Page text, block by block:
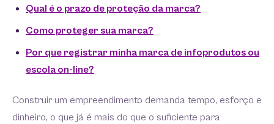
Qual é o prazo de proteção da marca?
Como proteger sua marca?
Por que registrar minha marca de infoprodutos ou
escola on-line?
Construir um empreendimento demanda tempo, esforço e
dinheiro, o que já é mais do que o suficiente para